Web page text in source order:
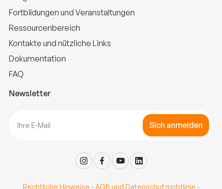
Fortbildungen und Veranstaltungen
Ressourcenbereich
Kontakte und nützliche Links
Dokumentation
FAQ
Newsletter
Sich anmelden
Rechtliche Hinweise -AGB und Datenschutzrichtlinie -